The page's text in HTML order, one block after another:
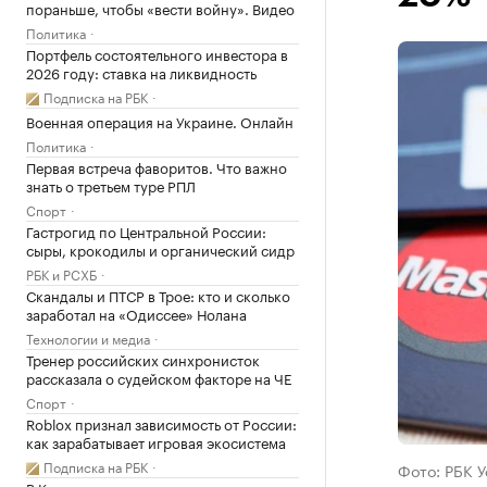
пораньше, чтобы «вести войну». Видео
Политика
Портфель состоятельного инвестора в
2026 году: ставка на ликвидность
Подписка на РБК
Военная операция на Украине. Онлайн
Политика
Первая встреча фаворитов. Что важно
знать о третьем туре РПЛ
Спорт
Гастрогид по Центральной России:
сыры, крокодилы и органический сидр
РБК и РСХБ
Скандалы и ПТСР в Трое: кто и сколько
заработал на «Одиссее» Нолана
Технологии и медиа
Тренер российских синхронисток
рассказала о судейском факторе на ЧЕ
Спорт
Roblox признал зависимость от России:
как зарабатывает игровая экосистема
Подписка на РБК Фото: РБК